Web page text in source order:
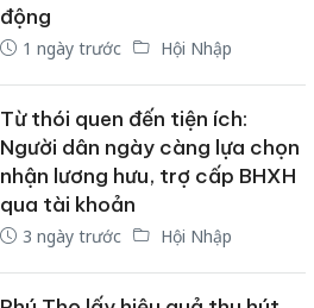
động
1 ngày trước Hội Nhập
Từ thói quen đến tiện ích:
Người dân ngày càng lựa chọn
nhận lương hưu, trợ cấp BHXH
qua tài khoản
3 ngày trước Hội Nhập